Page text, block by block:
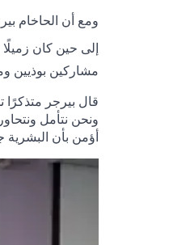
ومع أن الحاخام
إلى حين كان زميلًا
مشاركين بوذيين
قال بيرجر متذكرًا
ونحن نتأمل
أؤمن بأن البشرية